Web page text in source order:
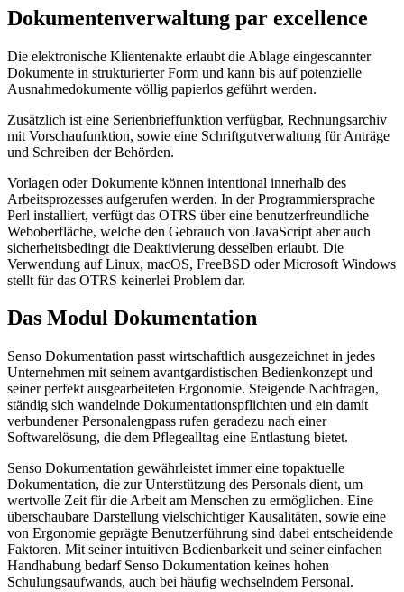
Dokumentenverwaltung par excellence
Die elektronische Klientenakte erlaubt die Ablage eingescannter
Dokumente in strukturierter Form und kann bis auf potenzielle
Ausnahmedokumente völlig papierlos geführt werden.
Zusätzlich ist eine Serienbrieffunktion verfügbar, Rechnungsarchiv
mit Vorschaufunktion, sowie eine Schriftgutverwaltung für Anträge
und Schreiben der Behörden.
Vorlagen oder Dokumente können intentional innerhalb des
Arbeitsprozesses aufgerufen werden. In der Programmiersprache
Perl installiert, verfügt das OTRS über eine benutzerfreundliche
Weboberfläche, welche den Gebrauch von JavaScript aber auch
sicherheitsbedingt die Deaktivierung desselben erlaubt. Die
Verwendung auf Linux, macOS, FreeBSD oder Microsoft Windows
stellt für das OTRS keinerlei Problem dar.
Das Modul Dokumentation
Senso Dokumentation passt wirtschaftlich ausgezeichnet in jedes
Unternehmen mit seinem avantgardistischen Bedienkonzept und
seiner perfekt ausgearbeiteten Ergonomie. Steigende Nachfragen,
ständig sich wandelnde Dokumentationspflichten und ein damit
verbundener Personalengpass rufen geradezu nach einer
Softwarelösung, die dem Pflegealltag eine Entlastung bietet.
Senso Dokumentation gewährleistet immer eine topaktuelle
Dokumentation, die zur Unterstützung des Personals dient, um
wertvolle Zeit für die Arbeit am Menschen zu ermöglichen. Eine
überschaubare Darstellung vielschichtiger Kausalitäten, sowie eine
von Ergonomie geprägte Benutzerführung sind dabei entscheidende
Faktoren. Mit seiner intuitiven Bedienbarkeit und seiner einfachen
Handhabung bedarf Senso Dokumentation keines hohen
Schulungsaufwands, auch bei häufig wechselndem Personal.